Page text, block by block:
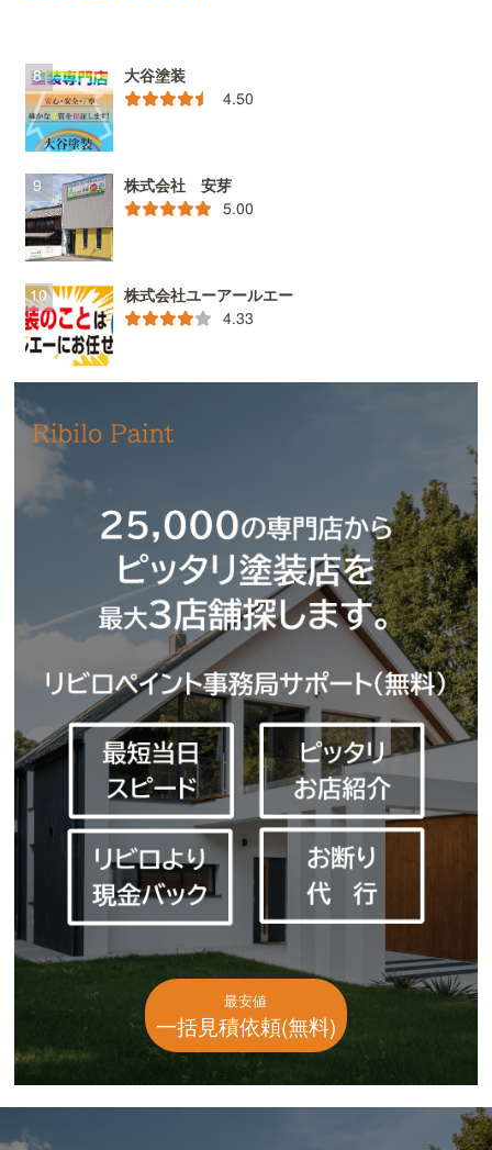
大谷塗装
4.50
株式会社 安芽
5.00
株式会社ユーアールエー
4.33
最安値
一括見積依頼(無料)